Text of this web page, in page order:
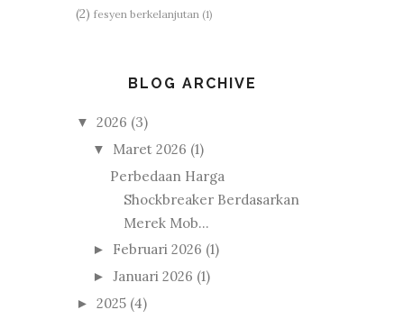
(2) fesyen berkelanjutan (1)
BLOG ARCHIVE
▼ 2026 (3)
▼ Maret 2026 (1)
Perbedaan Harga
Shockbreaker Berdasarkan
Merek Mob...
► Februari 2026 (1)
► Januari 2026 (1)
► 2025 (4)